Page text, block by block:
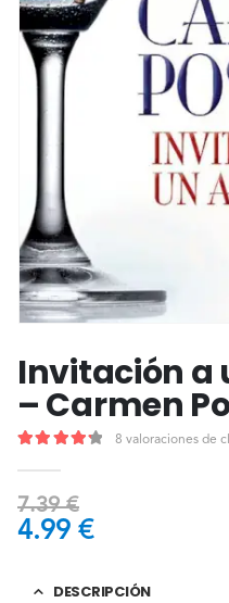
Invitación a
– Carmen
8 valoraciones de
7.39€
4.99 €
DESCRIPCIÓN